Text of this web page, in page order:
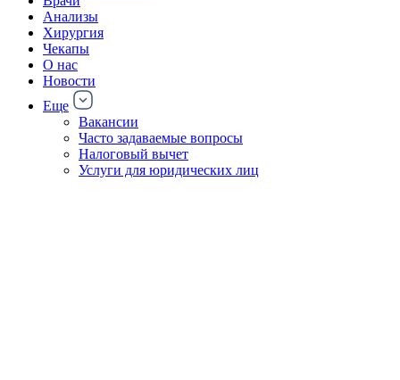
Анализы
Хирургия
Чекапы
О нас
Новости
Еще
Вакансии
Часто задаваемые вопросы
Налоговый вычет
Услуги для юридических лиц